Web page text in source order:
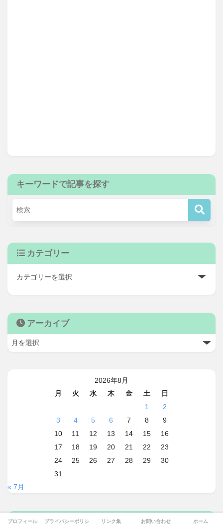
キーワードで記事を探す
カテゴリー
アーカイブ
2026年8月
月
火 水 木 金 土
日
1
2
3
4 5 6 7 8
9
10
11 12 13 14 15
16
17
18 19 20 21 22
23
24
25 26 27 28 29
30
31
« 7月
スポンサードリンクR2
プロフィール プライバシーポリシー リンク集 お問い合わせ ホーム